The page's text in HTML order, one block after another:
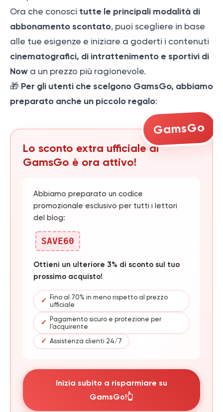
Ora che conosci tutte le principali modalità di
abbonamento scontato, puoi scegliere in base
alle tue esigenze e iniziare a goderti i contenuti
cinematografici, di intrattenimento e sportivi di
Now a un prezzo più ragionevole.
🎁 Per gli utenti che scelgono GamsGo, abbiamo
preparato anche un piccolo regalo:
GamsGo
Lo sconto extra ufficiale di
GamsGo è ora attivo!
Abbiamo preparato un codice
promozionale esclusivo per tutti i lettori
del blog:
SAVE60
Ottieni un ulteriore 3% di sconto sul tuo
prossimo acquisto!
✓
Fino al 70% in meno rispetto al prezzo
ufficiale
✓
Pagamento sicuro e protezione per
l’acquirente
✓ Assistenza clienti 24/7
Inizia subito a risparmiare su
GamsGo!👆